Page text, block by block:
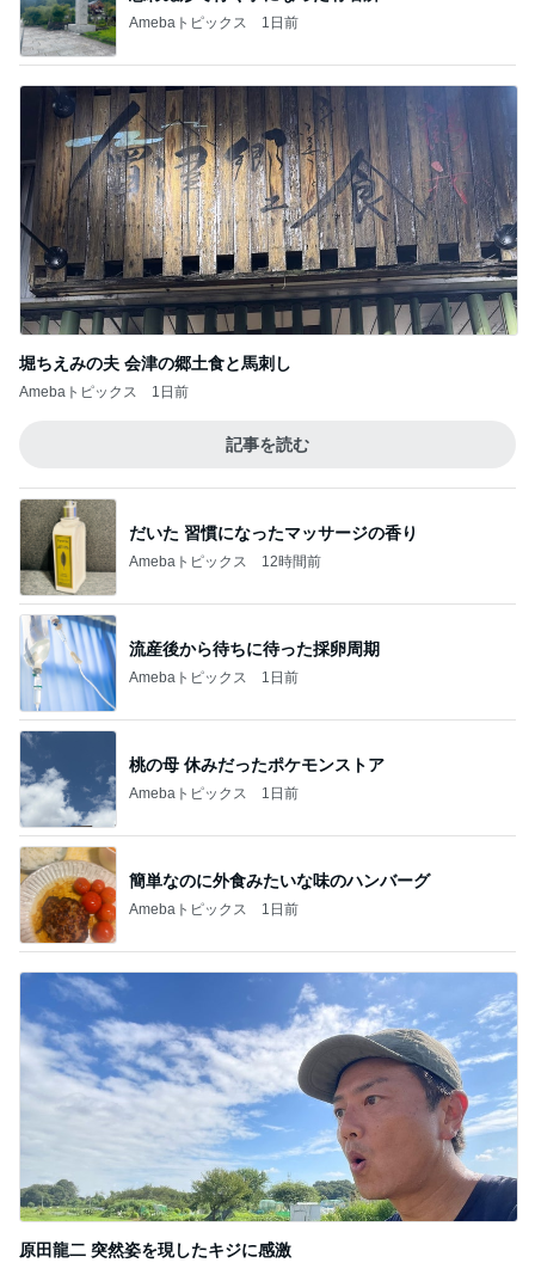
Amebaトピックス 1日前
堀ちえみの夫 会津の郷土食と馬刺し
Amebaトピックス 1日前
記事を読む
だいた 習慣になったマッサージの香り
Amebaトピックス 12時間前
流産後から待ちに待った採卵周期
Amebaトピックス 1日前
桃の母 休みだったポケモンストア
Amebaトピックス 1日前
簡単なのに外食みたいな味のハンバーグ
Amebaトピックス 1日前
原田龍二 突然姿を現したキジに感激